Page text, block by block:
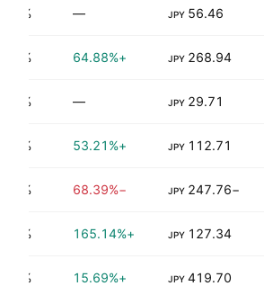
56.46
JPY
—
268.94
JPY
+64.88%
29.71
JPY
—
112.71
JPY
+53.21%
−247.76
JPY
−68.39%
127.34
JPY
+165.14%
419.70
JPY
+15.69%